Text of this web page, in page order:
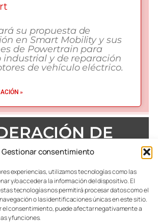
Gestionar consentimiento
experiencias, utilizamos tecnologías como las
y/o acceder a la información del dispositivo. El
tecnologías nos permitirá procesar datos como el
o las identificaciones únicas en este sitio.
el consentimiento, puede afectar negativamente a
y funciones.
su propuesta de
en Smart Mobility y sus
de Powertrain para
industrial y de reparación
de vehículo eléctrico.
»
DE
DEL METAL
ZARAGOZA
terminológicas de género que se
de las publicaciones, se considerarán